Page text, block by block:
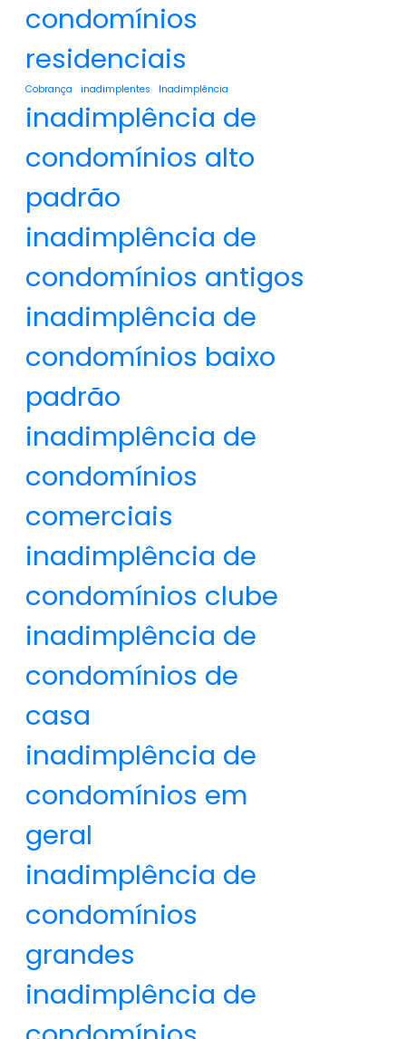
condomínios
residenciais
Cobrança inadimplentes Inadimplência
inadimplência de
condomínios alto
padrão
inadimplência de
condomínios antigos
inadimplência de
condomínios baixo
padrão
inadimplência de
condomínios
comerciais
inadimplência de
condomínios clube
inadimplência de
condomínios de
casa
inadimplência de
condomínios em
geral
inadimplência de
condomínios
grandes
inadimplência de